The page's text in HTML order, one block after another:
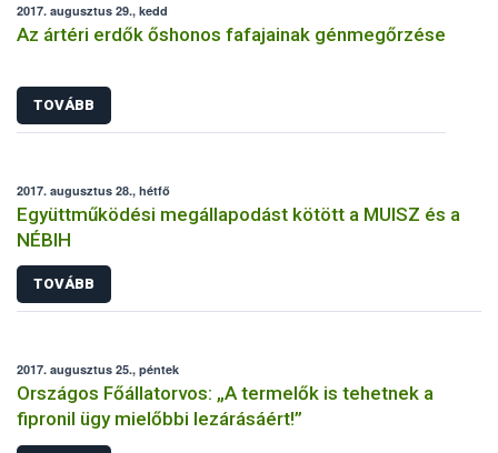
2017. augusztus 29., kedd
Az ártéri erdők őshonos fafajainak génmegőrzése
TOVÁBB
2017. augusztus 28., hétfő
Együttműködési megállapodást kötött a MUISZ és a
NÉBIH
TOVÁBB
2017. augusztus 25., péntek
Országos Főállatorvos: „A termelők is tehetnek a
fipronil ügy mielőbbi lezárásáért!”